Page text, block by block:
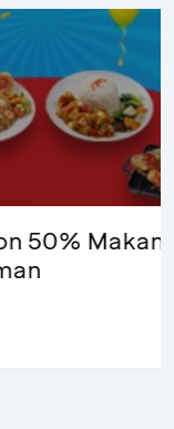
&